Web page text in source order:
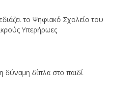
το Ψηφιακό Σχολείο του
Υπερήρωες
δύναμη δίπλα στο παιδί